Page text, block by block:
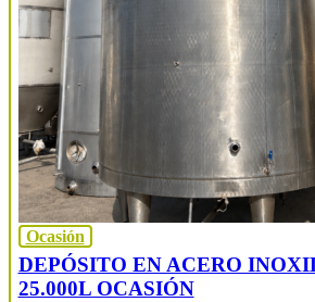
Ocasión
DEPÓSITO EN ACERO
25.000L OCASIÓN